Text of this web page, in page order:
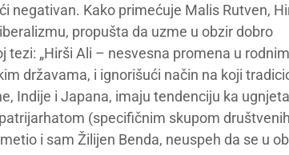
negativan. Kako primećuje Malis Rutven,
propušta da uzme u obzir dobro
„Hirši Ali – nesvesna promena u rodnim
državama, i ignorišući način na koji
Indije i Japana, imaju tendenciju ka
(specifičnim skupom
i sam Žilijen Benda, neuspeh da se u